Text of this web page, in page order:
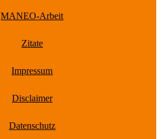
MANEO-Arbeit
Zitate
Impressum
Disclaimer
Datenschutz